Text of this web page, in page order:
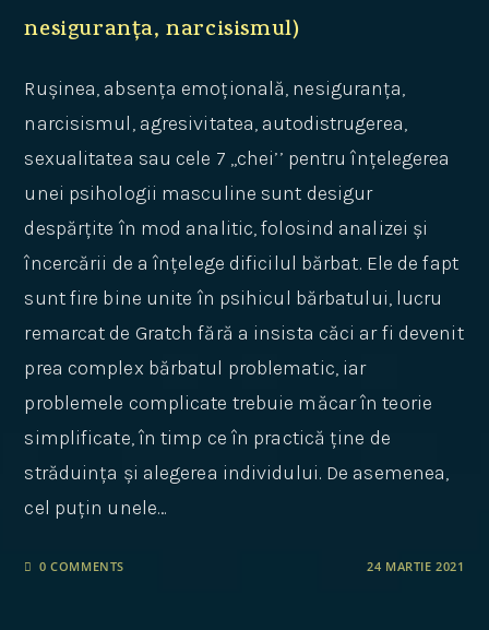
nesiguranța, narcisismul)
Rușinea, absența emoțională, nesiguranța,
narcisismul, agresivitatea, autodistrugerea,
sexualitatea sau cele 7 ,,chei’’ pentru înțelegerea
unei psihologii masculine sunt desigur
despărțite în mod analitic, folosind analizei și
încercării de a înțelege dificilul bărbat. Ele de fapt
sunt fire bine unite în psihicul bărbatului, lucru
remarcat de Gratch fără a insista căci ar fi devenit
prea complex bărbatul problematic, iar
problemele complicate trebuie măcar în teorie
simplificate, în timp ce în practică ține de
străduința și alegerea individului. De asemenea,
cel puțin unele…
0 COMMENTS 24 MARTIE 2021